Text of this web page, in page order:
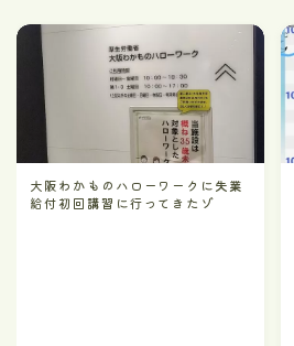
大阪わかものハローワークに失業
給付初回講習に行ってきたゾ